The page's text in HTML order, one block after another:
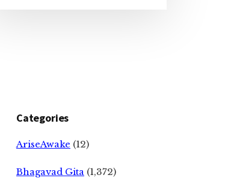
Categories
AriseAwake (12)
Bhagavad Gita (1,372)